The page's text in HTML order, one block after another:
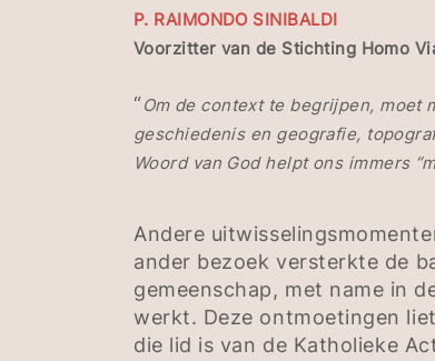
P. RAIMONDO SINIBALDI
Voorzitter van de Stichting Homo
“Om de context te begrijpen, moet
geschiedenis en geografie,
Woord van God helpt ons immers
Andere
ander bezoek versterkte de
gemeenschap, met name in
werkt. Deze ontmoetingen
die lid is van de Katholieke